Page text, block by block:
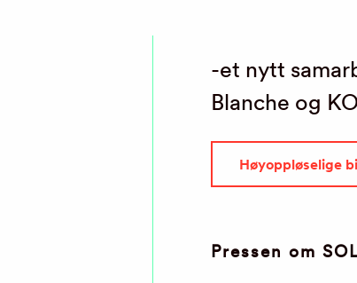
-et nytt
Blanche og
Høyoppløselige
Pressen om